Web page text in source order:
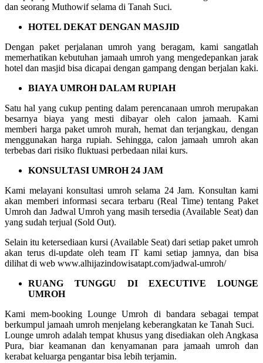
dan seorang Muthowif selama di Tanah Suci.
HOTEL DEKAT DENGAN MASJID
Dengan paket perjalanan umroh yang beragam, kami sangatlah
memerhatikan kebutuhan jamaah umroh yang mengedepankan jarak
hotel dan masjid bisa dicapai dengan gampang dengan berjalan kaki.
BIAYA UMROH DALAM RUPIAH
Satu hal yang cukup penting dalam perencanaan umroh merupakan
besarnya biaya yang mesti dibayar oleh calon jamaah. Kami
memberi harga paket umroh murah, hemat dan terjangkau, dengan
menggunakan harga rupiah. Sehingga, calon jamaah umroh akan
terbebas dari risiko fluktuasi perbedaan nilai kurs.
KONSULTASI UMROH 24 JAM
Kami melayani konsultasi umroh selama 24 Jam. Konsultan kami
akan memberi informasi secara terbaru (Real Time) tentang Paket
Umroh dan Jadwal Umroh yang masih tersedia (Available Seat) dan
yang sudah terjual (Sold Out).
Selain itu ketersediaan kursi (Available Seat) dari setiap paket umroh
akan terus di-update oleh team IT kami setiap jamnya, dan bisa
dilihat di web www.alhijazindowisatapt.com/jadwal-umroh/
RUANG TUNGGU DI EXECUTIVE LOUNGE
UMROH
Kami mem-booking Lounge Umroh di bandara sebagai tempat
berkumpul jamaah umroh menjelang keberangkatan ke Tanah Suci.
Lounge umroh adalah tempat khusus yang disediakan oleh Angkasa
Pura, biar keamanan dan kenyamanan para jamaah umroh dan
kerabat keluarga pengantar bisa lebih terjamin.